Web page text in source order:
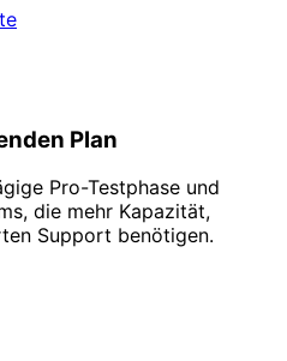
Plan
Pro-Testphase und
die mehr Kapazität,
Support benötigen.